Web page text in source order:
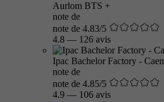
Aurlom BTS +
note de
note de 4.83/5
4.8 — 126 avis
Ipac Bachelor Factory - Caen
note de
note de 4.85/5
4.9 — 106 avis